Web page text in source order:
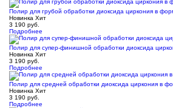
Полир для грубой обработки диоксида циркония в
Новинка Хит
3 190 руб.
Подробнее
Полир для супер-финишной обработки диоксида
Новинка Хит
3 190 руб.
Подробнее
Полир для средней обработки диоксида циркония в
Новинка Хит
3 190 руб.
Подробнее